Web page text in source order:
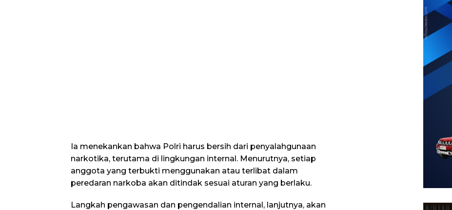
Ia menekankan bahwa Polri harus bersih dari penyalahgunaan
narkotika, terutama di lingkungan internal. Menurutnya, setiap
anggota yang terbukti menggunakan atau terlibat dalam
peredaran narkoba akan ditindak sesuai aturan yang berlaku.
Langkah pengawasan dan pengendalian internal, lanjutnya, akan